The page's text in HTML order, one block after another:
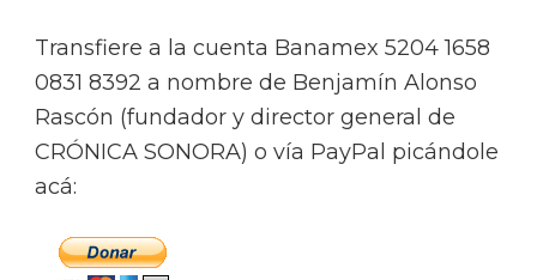
Transfiere a la cuenta Banamex 5204 1658
0831 8392 a nombre de Benjamín Alonso
Rascón (fundador y director general de
CRÓNICA SONORA) o vía PayPal picándole
acá: